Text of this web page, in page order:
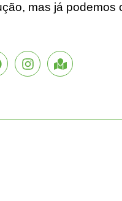
mas já podemos